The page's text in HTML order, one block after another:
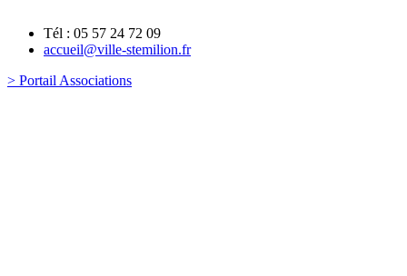
Tél : 05 57 24 72 09
accueil@ville-stemilion.fr
> Portail Associations